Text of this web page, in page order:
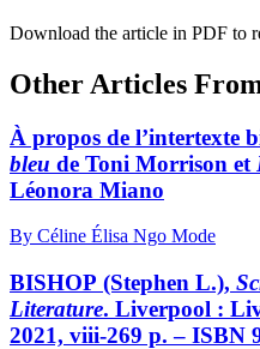
Download the article in PDF to
Other Articles
À propos de l’intertexte
bleu de Toni Morrison et
Léonora Miano
By Céline Élisa Ngo Mode
BISHOP (Stephen L.),
Literature. Liverpool :
2021, viii-269 p. – ISBN